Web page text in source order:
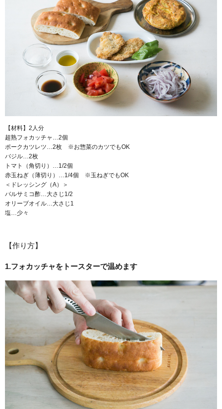
【材料】2人分
超熟フォカッチャ…2個
ポークカツレツ…2枚 ※お惣菜のカツでもOK
バジル…2枚
トマト（角切り）…1/2個
赤玉ねぎ（薄切り）…1/4個 ※玉ねぎでもOK
＜ドレッシング（A）＞
バルサミコ酢…大さじ1/2
オリーブオイル…大さじ1
塩…少々
【作り方】
1.フォカッチャをトースターで温めます